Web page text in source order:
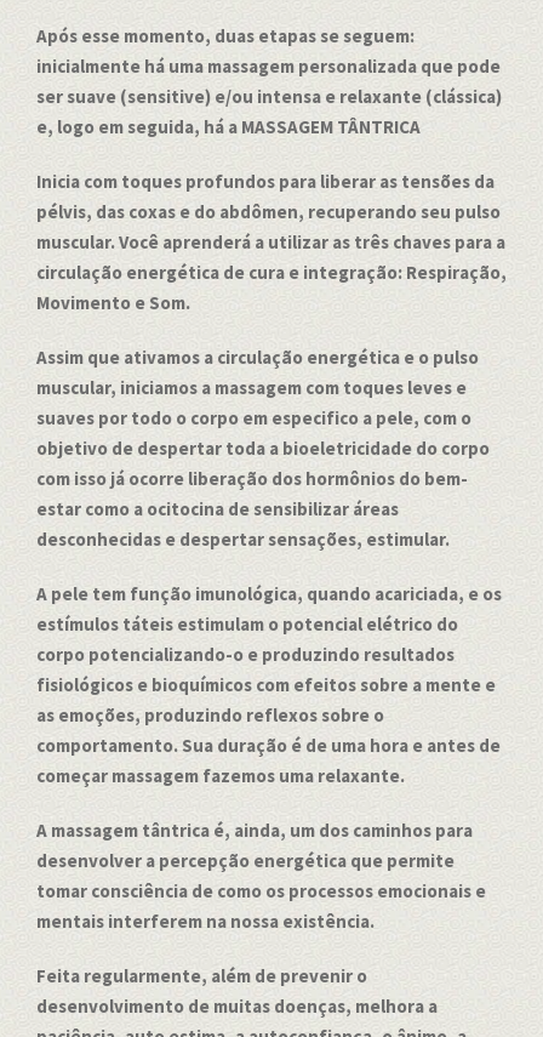
Após esse momento, duas etapas se seguem:
inicialmente há uma massagem personalizada que pode
ser suave (sensitive) e/ou intensa e relaxante (clássica)
e, logo em seguida, há a MASSAGEM TÂNTRICA
Inicia com toques profundos para liberar as tensões da
pélvis, das coxas e do abdômen, recuperando seu pulso
muscular. Você aprenderá a utilizar as três chaves para a
circulação energética de cura e integração: Respiração,
Movimento e Som.
Assim que ativamos a circulação energética e o pulso
muscular, iniciamos a massagem com toques leves e
suaves por todo o corpo em especifico a pele, com o
objetivo de despertar toda a bioeletricidade do corpo
com isso já ocorre liberação dos hormônios do bem-
estar como a ocitocina de sensibilizar áreas
desconhecidas e despertar sensações, estimular.
A pele tem função imunológica, quando acariciada, e os
estímulos táteis estimulam o potencial elétrico do
corpo potencializando-o e produzindo resultados
fisiológicos e bioquímicos com efeitos sobre a mente e
as emoções, produzindo reflexos sobre o
comportamento. Sua duração é de uma hora e antes de
começar massagem fazemos uma relaxante.
A massagem tântrica é, ainda, um dos caminhos para
desenvolver a percepção energética que permite
tomar consciência de como os processos emocionais e
mentais interferem na nossa existência.
Feita regularmente, além de prevenir o
desenvolvimento de muitas doenças, melhora a